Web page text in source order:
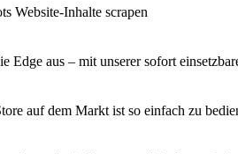
Website-Inhalte scrapen
Edge aus – mit unserer sofort
auf dem Markt ist so einfach zu